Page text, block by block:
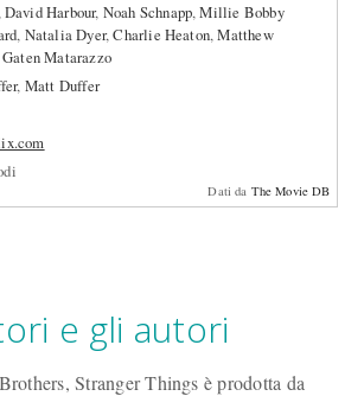
David Harbour, Noah Schnapp,Millie Bobby
, Natalia Dyer,Charlie Heaton,Matthew
Gaten Matarazzo
, Matt Duffer
Dati da The Movie DB
e gli autori
Stranger Things è prodotta da